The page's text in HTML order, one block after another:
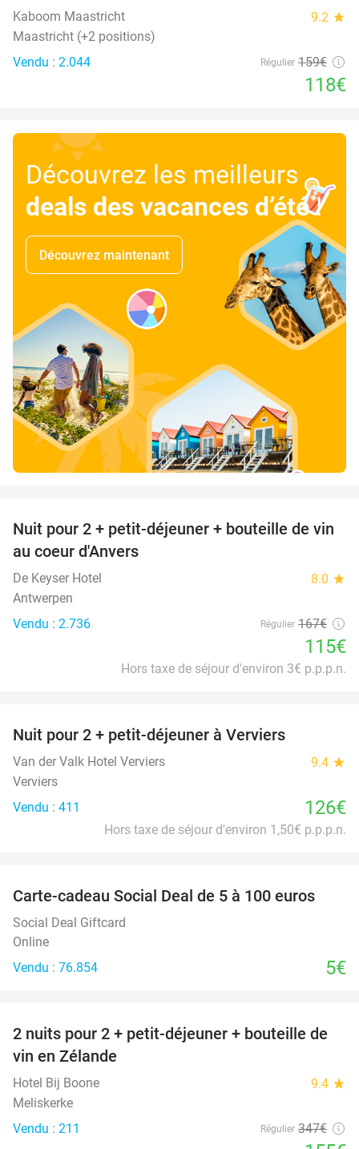
Kaboom Maastricht 9.2 star
Maastricht (+2 positions)
Vendu : 2.044
Régulier 159€
118€
Découvrez les meilleurs
deals des vacances d’été!
Découvrez maintenant
31%
Nuit pour 2 + petit-déjeuner + bouteille de vin
au coeur d'Anvers
De Keyser Hotel 8.0 star
Antwerpen
Vendu : 2.736
Régulier 167€
115€
Hors taxe de séjour d'environ 3€ p.p.p.n.
Nuit pour 2 + petit-déjeuner à Verviers
Van der Valk Hotel Verviers 9.4 star
Verviers
Vendu : 411
126€
Hors taxe de séjour d'environ 1,50€ p.p.p.n.
Carte-cadeau Social Deal de 5 à 100 euros
Social Deal Giftcard
Online
Vendu : 76.854
5€
55%
2 nuits pour 2 + petit-déjeuner + bouteille de
vin en Zélande
Hotel Bij Boone 9.4 star
Meliskerke
Vendu : 211
Régulier 347€